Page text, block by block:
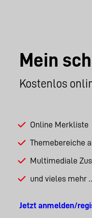
Mein
Kostenlos
Online Merkliste
Themebereiche
Multimediale
und vieles mehr
Jetzt anmelden/